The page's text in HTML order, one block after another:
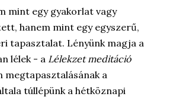
mint egy gyakorlat vagy
hanem mint egy egyszerű,
tapasztalat. Lényünk magja a
lélek - a Lélekzet meditáció
megtapasztalásának a
túllépünk a hétköznapi